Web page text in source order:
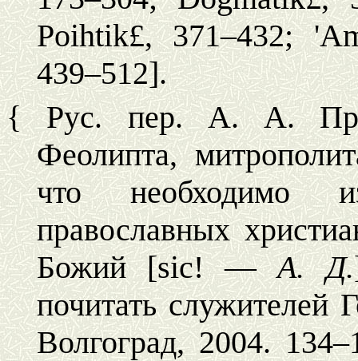
Poihtik£,371–432;
439–512].
{Рус. пер. А. А.
Феолипта,
что необходимо
православных
Божий [sic! —А. Д.
почитать
Волгоград, 2004.